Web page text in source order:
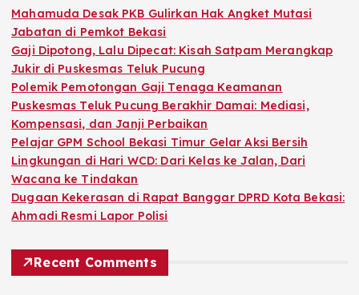
o
r
:
Mahamuda Desak PKB Gulirkan Hak Angket Mutasi
Jabatan di Pemkot Bekasi
Gaji Dipotong, Lalu Dipecat: Kisah Satpam Merangkap
Jukir di Puskesmas Teluk Pucung
Polemik Pemotongan Gaji Tenaga Keamanan
Puskesmas Teluk Pucung Berakhir Damai: Mediasi,
Kompensasi, dan Janji Perbaikan
Pelajar GPM School Bekasi Timur Gelar Aksi Bersih
Lingkungan di Hari WCD: Dari Kelas ke Jalan, Dari
Wacana ke Tindakan
Dugaan Kekerasan di Rapat Banggar DPRD Kota Bekasi:
Ahmadi Resmi Lapor Polisi
Recent Comments